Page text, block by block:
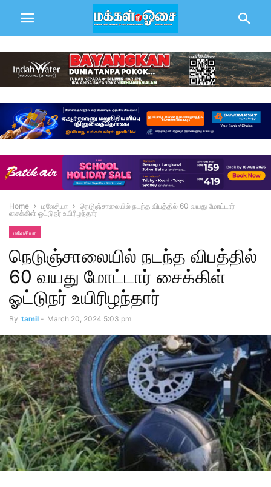
Home மலேசியா
நெடுஞ்சாலையில் நடந்த விபத்தில் 60 வயது மோட்டார்
சைக்கிள் ஓட்டுநர் உயிரிழந்தார்
மலேசியா
நெடுஞ்சாலையில் நடந்த விபத்தில்
60 வயது மோட்டார் சைக்கிள்
ஓட்டுநர் உயிரிழந்தார்
By tamil - March 20, 2024 5:03 pm